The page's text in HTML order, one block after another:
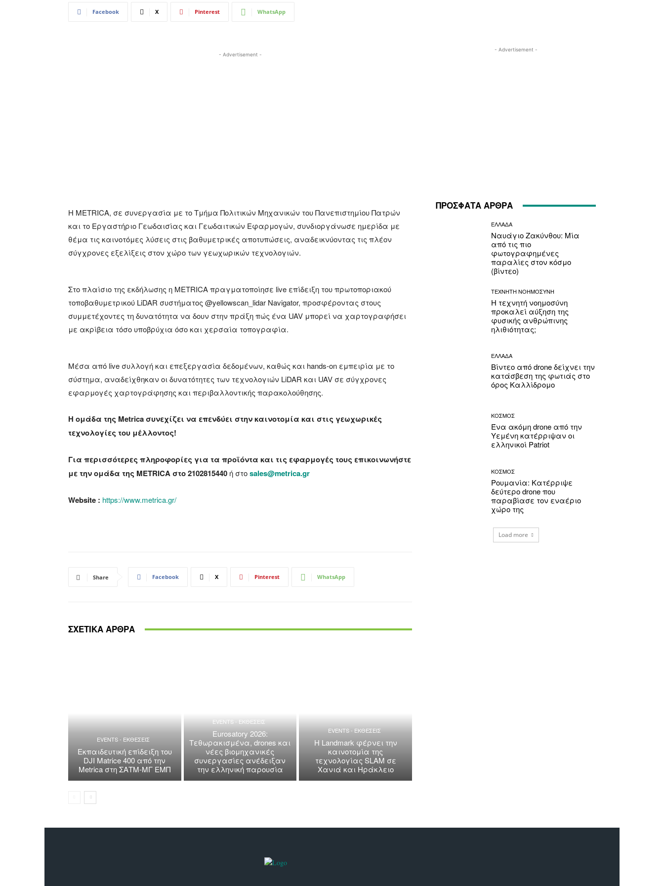
Facebook X Pinterest WhatsApp
- Advertisement -
Η METRICA, σε συνεργασία με το Τμήμα Πολιτικών Μηχανικών του Πανεπιστημίου Πατρών
και το Εργαστήριο Γεωδαισίας και Γεωδαιτικών Εφαρμογών, συνδιοργάνωσε ημερίδα με
θέμα τις καινοτόμες λύσεις στις βαθυμετρικές αποτυπώσεις, αναδεικνύοντας τις πλέον
σύγχρονες εξελίξεις στον χώρο των γεωχωρικών τεχνολογιών.
Στο πλαίσιο της εκδήλωσης η METRICA πραγματοποίησε live επίδειξη του πρωτοποριακού
τοποβαθυμετρικού LiDAR συστήματος @yellowscan_lidar Navigator, προσφέροντας στους
συμμετέχοντες τη δυνατότητα να δουν στην πράξη πώς ένα UAV μπορεί να χαρτογραφήσει
με ακρίβεια τόσο υποβρύχια όσο και χερσαία τοπογραφία.
Μέσα από live συλλογή και επεξεργασία δεδομένων, καθώς και hands-on εμπειρία με το
σύστημα, αναδείχθηκαν οι δυνατότητες των τεχνολογιών LiDAR και UAV σε σύγχρονες
εφαρμογές χαρτογράφησης και περιβαλλοντικής παρακολούθησης.
Η ομάδα της Metrica συνεχίζει να επενδύει στην καινοτομία και στις γεωχωρικές
τεχνολογίες του μέλλοντος!
Για περισσότερες πληροφορίες για τα προϊόντα και τις εφαρμογές τους επικοινωνήστε
με την ομάδα της METRICA στο2102815440 ή στοsales@metrica.gr
Website : https://www.metrica.gr/
Share Facebook X Pinterest WhatsApp
ΣΧΕΤΙΚΑ ΑΡΘΡΑ
EVENTS - ΕΚΘΕΣΕΙΣ
Εκπαιδευτική επίδειξη του
DJI Matrice 400 από την
Metrica στη ΣΑΤΜ-ΜΓ ΕΜΠ
EVENTS - ΕΚΘΕΣΕΙΣ
Eurosatory 2026:
Τεθωρακισμένα, drones και
νέες βιομηχανικές
συνεργασίες ανέδειξαν
την ελληνική παρουσία
EVENTS - ΕΚΘΕΣΕΙΣ
Η Landmark φέρνει την
καινοτομία της
τεχνολογίας SLAM σε
Χανιά και Ηράκλειο
- Advertisement -
ΠΡΟΣΦΑΤΑ ΑΡΘΡΑ
ΕΛΛΑΔΑ
Ναυάγιο Ζακύνθου: Μία
από τις πιο
φωτογραφημένες
παραλίες στον κόσμο
(βίντεο)
ΤΕΧΝΗΤΗ ΝΟΗΜΟΣΥΝΗ
Η τεχνητή νοημοσύνη
προκαλεί αύξηση της
φυσικής ανθρώπινης
ηλιθιότητας;
ΕΛΛΑΔΑ
Βίντεο από drone δείχνει την
κατάσβεση της φωτιάς στο
όρος Καλλίδρομο
ΚΟΣΜΟΣ
Ένα ακόμη drone από την
Υεμένη κατέρριψαν οι
ελληνικοί Patriot
ΚΟΣΜΟΣ
Ρουμανία: Κατέρριψε
δεύτερο drone που
παραβίασε τον εναέριο
χώρο της
Load more